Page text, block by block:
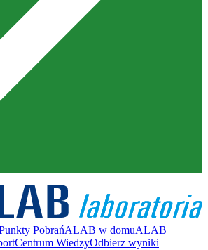
PobrańALAB w domuALAB
Centrum WiedzyOdbierz wyniki